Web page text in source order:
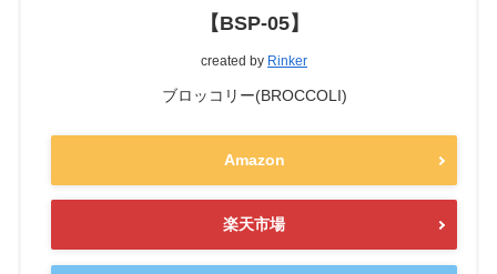
【BSP-05】
created by Rinker
ブロッコリー(BROCCOLI)
Amazon
楽天市場